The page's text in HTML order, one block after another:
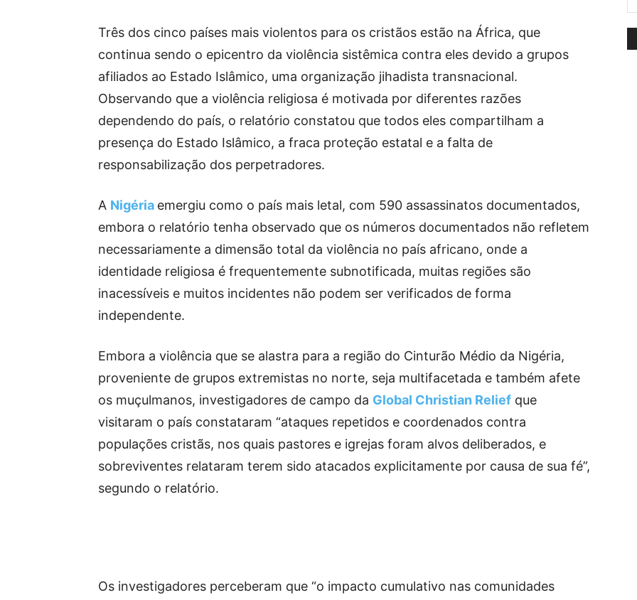
Três dos cinco países mais violentos para os cristãos estão na África, que
continua sendo o epicentro da violência sistêmica contra eles devido a grupos
afiliados ao Estado Islâmico, uma organização jihadista transnacional.
Observando que a violência religiosa é motivada por diferentes razões
dependendo do país, o relatório constatou que todos eles compartilham a
presença do Estado Islâmico, a fraca proteção estatal e a falta de
responsabilização dos perpetradores.
A Nigéria emergiu como o país mais letal, com 590 assassinatos documentados,
embora o relatório tenha observado que os números documentados não refletem
necessariamente a dimensão total da violência no país africano, onde a
identidade religiosa é frequentemente subnotificada, muitas regiões são
inacessíveis e muitos incidentes não podem ser verificados de forma
independente.
Embora a violência que se alastra para a região do Cinturão Médio da Nigéria,
proveniente de grupos extremistas no norte, seja multifacetada e também afete
os muçulmanos, investigadores de campo da Global Christian Relief que
visitaram o país constataram “ataques repetidos e coordenados contra
populações cristãs, nos quais pastores e igrejas foram alvos deliberados, e
sobreviventes relataram terem sido atacados explicitamente por causa de sua fé”,
segundo o relatório.
Os investigadores perceberam que “o impacto cumulativo nas comunidades